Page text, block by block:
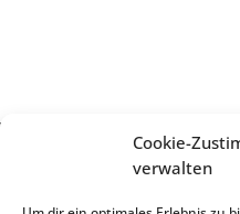
Cookie-
verwalten